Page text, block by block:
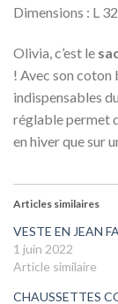
Dimensions : L
Olivia, c’est le
! Avec son coton
indispensables
réglable permet
en hiver que sur
Articles similaires
VESTE EN JEAN
1 juin 2022
Article similaire
CHAUSSETTES